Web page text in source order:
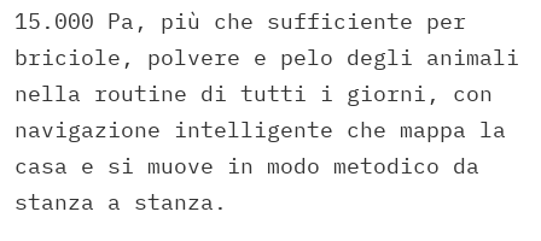
15.000 Pa, più che sufficiente per
briciole, polvere e pelo degli animali
nella routine di tutti i giorni, con
navigazione intelligente che mappa la
casa e si muove in modo metodico da
stanza a stanza.